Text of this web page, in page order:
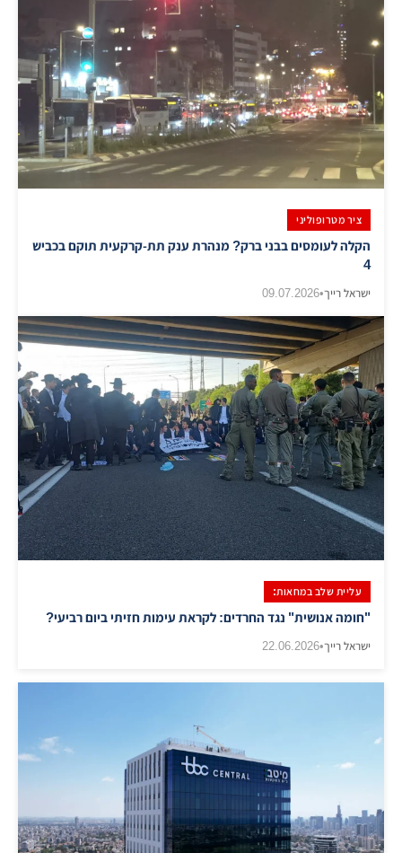
ציר מטרופוליני
הקלה לעומסים בבני ברק? מנהרת ענק תת-קרקעית תוקם בכביש
4
ישראל רייך•
09.07.2026
עליית שלב במחאות:
"חומה אנושית" נגד החרדים: לקראת עימות חזיתי ביום רביעי?
ישראל רייך•
22.06.2026